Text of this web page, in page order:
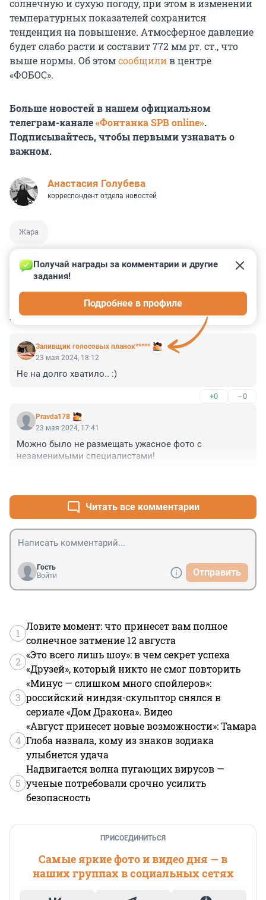
солнечную и сухую погоду, при этом в изменении
температурных показателей сохранится
тенденция на повышение. Атмосферное давление
будет слабо расти и составит 772 мм рт. ст., что
выше нормы. Об этомсообщилив центре
«ФОБОС».
Больше новостей в нашем официальном
телеграм-канале«Фонтанка SPB online».
Подписывайтесь, чтобы первыми узнавать о
важном.
Анастасия Голубева
корреспондент отдела новостей
Жара
КОММЕНТАРИИ 4
Заливщик голосовых планок*****
Получай награды за комментарии и другие
задания!
Подробнее в профиле
23 мая 2024, 18:12
Не на долго хватило.. :)
+0 –0
Pravda178
23 мая 2024, 17:41
Можно было не размещать ужасное фото с
незаменимыми специалистами!
Читать все комментарии
Гость
Войти
Отправить
1
Ловите момент: что принесет вам полное
солнечное затмение 12 августа
2
«Это всего лишь шоу»: в чем секрет успеха
«Друзей», который никто не смог повторить
3
«Минус — слишком много спойлеров»:
российский ниндзя-скульптор снялся в
сериале «Дом Дракона». Видео
4
«Август принесет новые возможности»: Тамара
Глоба назвала, кому из знаков зодиака
улыбнется удача
5
Надвигается волна пугающих вирусов —
ученые потребовали срочно усилить
безопасность
ПРИСОЕДИНИТЬСЯ
Самые яркие фото и видео дня — в
наших группах в социальных сетях